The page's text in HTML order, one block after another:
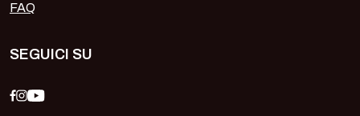
FAQ
SEGUICI SU